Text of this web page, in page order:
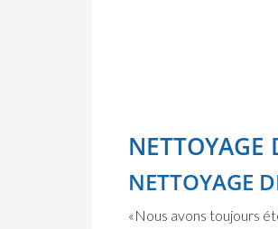
NETTOYAGE
NETTOYAGE
«Nous avons toujours